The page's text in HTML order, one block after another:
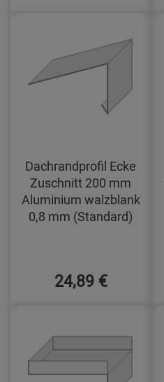
Dachrandprofil Ecke
Zuschnitt 200 mm
Aluminium walzblank
0,8 mm (Standard)
24,89 €